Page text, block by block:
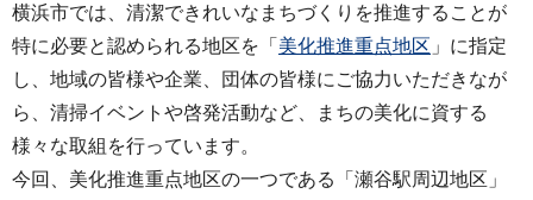
横浜市では、清潔できれいなまちづくりを推進することが
特に必要と認められる地区を「 美化推進重点地区 」に指定
し、地域の皆様や企業、団体の皆様にご協力いただきなが
ら、清掃イベントや啓発活動など、まちの美化に資する
様々な取組を行っています。
今回、美化推進重点地区の一つである「瀬谷駅周辺地区」